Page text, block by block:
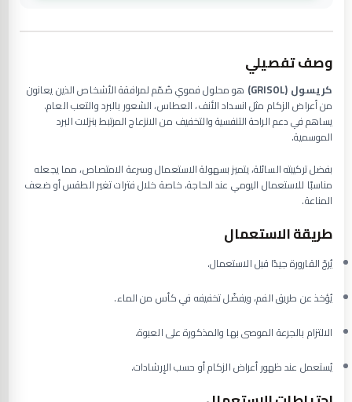
وصف تفصيلي
كريسول (GRISOL)
هو محلول فموي صُمّم لمرافقة الأشخاص الذين يعانون
من أعراض الزكام مثل انسداد الأنف، العطاس، الشعور بالبرد والتعب العام.
يساهم في دعم الراحة التنفسية والتخفيف من الانزعاج المرتبط بنزلات البرد
الموسمية.
بفضل تركيبته السائلة، يتميز بسهولة الاستعمال وسرعة الامتصاص، مما يجعله
مناسبًا للاستعمال اليومي عند الحاجة، خاصة خلال فترات تغير الطقس أو ضعف
المناعة.
طريقة الاستعمال
يُرجّ القارورة جيدًا قبل الاستعمال.
يُؤخذ عن طريق الفم، ويفضّل تخفيفه في كأس من الماء.
الالتزام بالجرعة الموصى بها والمذكورة على العبوة.
يُستعمل عند ظهور أعراض الزكام أو حسب الإرشادات.